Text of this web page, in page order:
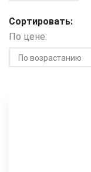
Сортировать:
По цене: